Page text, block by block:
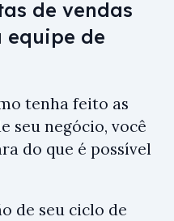
de vendas
equipe de
tenha feito as
seu negócio, você
do que é possível
de seu ciclo de